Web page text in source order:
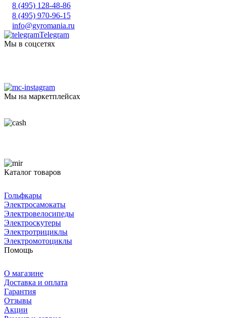
8 (495) 128-48-86
8 (495) 970-96-15
info@gyromania.ru
Telegram
Мы в соцсетях
Мы на маркетплейсах
Каталог товаров
Гольфкары
Электросамокаты
Электровелосипеды
Электроскутеры
Электротрициклы
Электромотоциклы
Помощь
О магазине
Доставка и оплата
Гарантия
Отзывы
Акции